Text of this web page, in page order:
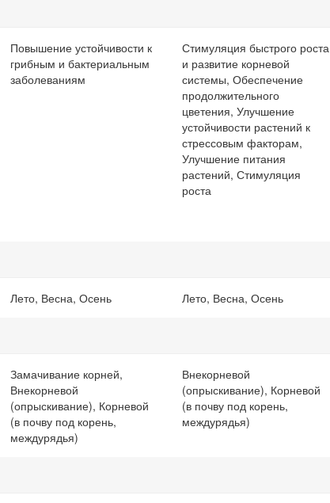
Повышение устойчивости к
грибным и бактериальным
заболеваниям
Стимуляция быстрого роста
и развитие корневой
системы, Обеспечение
продолжительного
цветения, Улучшение
устойчивости растений к
стрессовым факторам,
Улучшение питания
растений, Стимуляция
роста
Лето, Весна, Осень Лето, Весна, Осень
Замачивание корней,
Внекорневой
(опрыскивание), Корневой
(в почву под корень,
междурядья)
Внекорневой
(опрыскивание), Корневой
(в почву под корень,
междурядья)